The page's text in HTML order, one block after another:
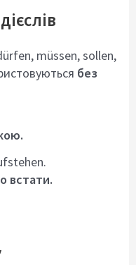
müssen, sollen,
без
встати.